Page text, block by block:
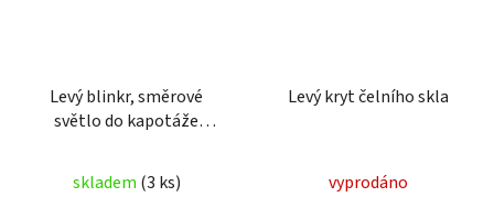
Levý blinkr, směrové
světlo do kapotáže
skladem (3 ks)
Levý kryt čelního skla
vyprodáno